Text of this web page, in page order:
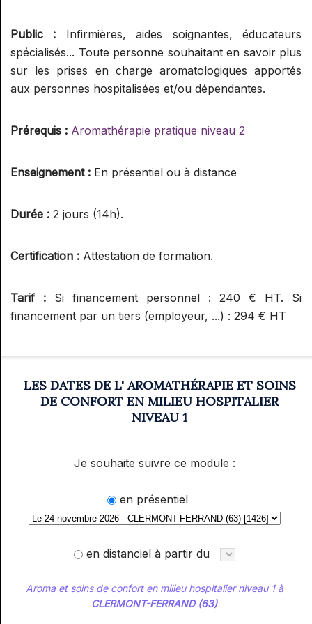
SPN)
Public : Infirmières, aides soignantes, éducateurs
spécialisés... Toute personne souhaitant en savoir plus
sur les prises en charge aromatologiques apportés
aux personnes hospitalisées et/ou dépendantes.
Prérequis : Aromathérapie pratique niveau 2
Enseignement : En présentiel ou à distance
Durée : 2 jours (14h).
Certification : Attestation de formation.
Tarif : Si financement personnel : 240 € HT. Si
financement par un tiers (employeur, ...) : 294 € HT
LES DATES DE L' AROMATHÉRAPIE ET SOINS
DE CONFORT EN MILIEU HOSPITALIER
NIVEAU 1
Je souhaite suivre ce module :
en présentiel
en distanciel à partir du
Aroma et soins de confort en milieu hospitalier niveau 1 à
CLERMONT-FERRAND (63)